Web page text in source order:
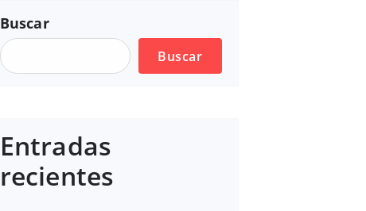
Buscar
Buscar
Entradas
recientes